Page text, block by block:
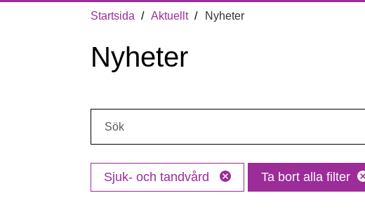
Startsida Aktuellt Nyheter
Nyheter
Sjuk- och tandvård Ta bort alla filter